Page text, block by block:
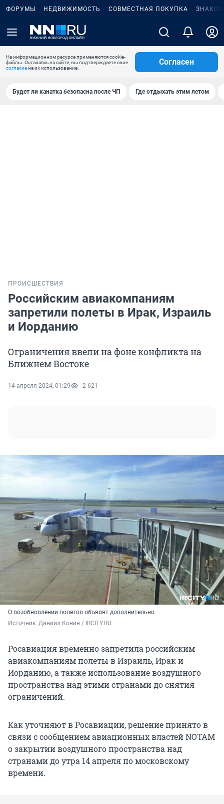
ФОРУМЫ НЕДВИЖИМОСТЬ СОВМЕСТНАЯ ПОКУПКА
На информационном ресурсе применяются cookie-
файлы. Оставаясь на сайте, вы подтверждаете свое
согласиена их использование.
Согласен
Будет ли канатка безопасна после ЧП Где отдыхать этим летом
ПРОИСШЕСТВИЯ
Российским авиакомпаниям
запретили полеты в Ирак, Израиль
и Иорданию
Ограничения ввели на фоне конфликта на
Ближнем Востоке
14 апреля 2024, 01:29 2 621
О возобновлении полетов объявят дополнительно
Источник: Даниил Конин / IRCITY.RU
Росавиация временно запретила российским
авиакомпаниям полеты в Израиль, Ирак и
Иорданию, а также использование воздушного
пространства над этими странами до снятия
ограничений.
Как уточняют в Росавиации, решение принято в
связи с сообщением авиационных властей NOTAM
о закрытии воздушного пространства над
странами до утра 14 апреля по московскому
времени.